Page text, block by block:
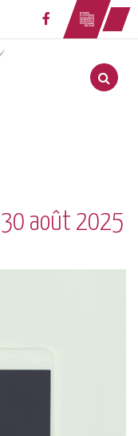
Lien vers le
Aller
30 août 2025